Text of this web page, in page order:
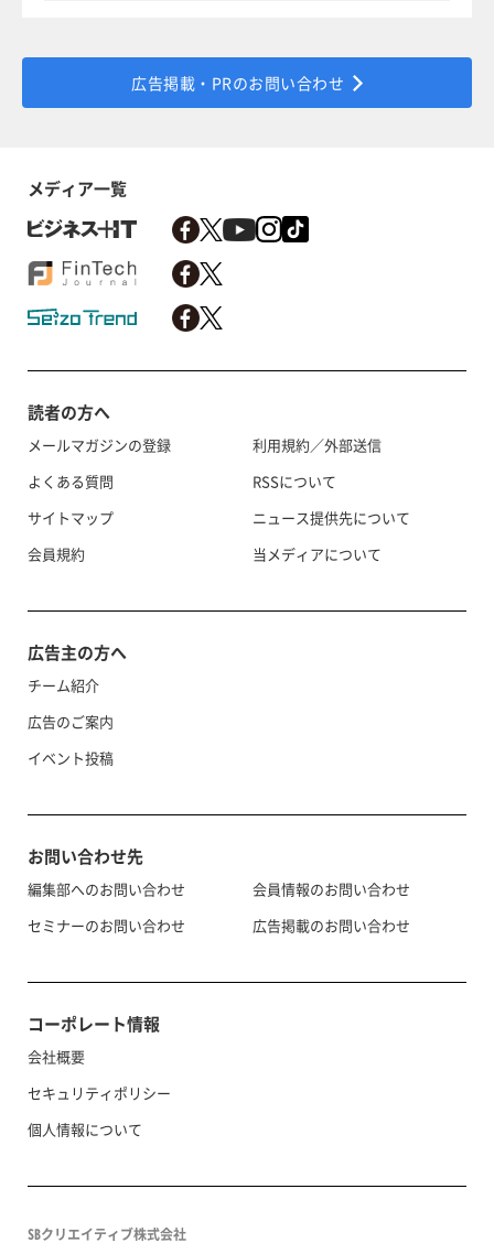
広告掲載・PRのお問い合わせ
メディア一覧
読者の方へ
メールマガジンの登録
よくある質問
サイトマップ
会員規約
利用規約／外部送信
RSSについて
ニュース提供先について
当メディアについて
広告主の方へ
チーム紹介
広告のご案内
イベント投稿
お問い合わせ先
編集部へのお問い合わせ
セミナーのお問い合わせ
会員情報のお問い合わせ
広告掲載のお問い合わせ
コーポレート情報
会社概要
セキュリティポリシー
個人情報について
SBクリエイティブ株式会社